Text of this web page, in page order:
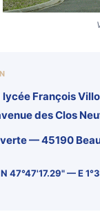
lycée François
des Clos
— 45190
N 47°47'17.29" — E